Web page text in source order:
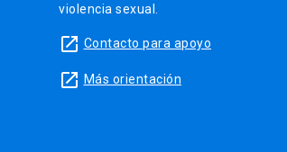
violencia sexual.
launch Contacto para apoyo
launch Más orientación